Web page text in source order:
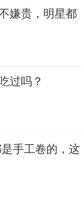
嫌贵，明星都
过吗？
手工卷的，这